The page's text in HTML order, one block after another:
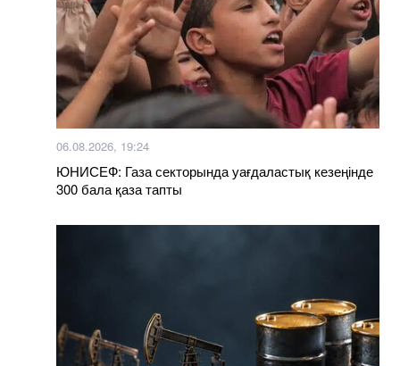
06.08.2026, 19:24
ЮНИСЕФ: Газа секторында уағдаластық кезеңінде
300 бала қаза тапты